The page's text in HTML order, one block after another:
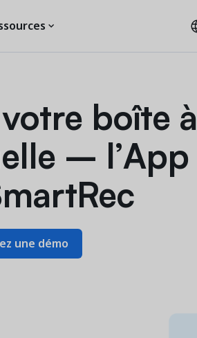
boîte à
– l’App
une démo